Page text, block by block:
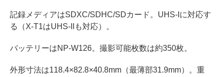
記録メディアはSDXC/SDHC/SDカード。UHS-Iに対応す
る（X-T1はUHS-IIも対応）。
バッテリーはNP-W126。撮影可能枚数は約350枚。
外形寸法は118.4×82.8×40.8mm（最薄部31.9mm）。重